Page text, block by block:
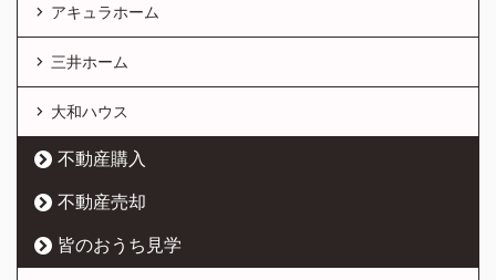
アキュラホーム
三井ホーム
大和ハウス
不動産購入
不動産売却
皆のおうち見学